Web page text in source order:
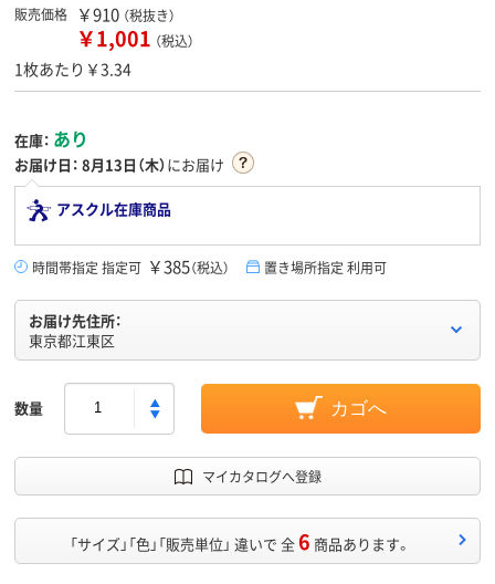
販売価格 ￥910 （税抜き）
￥1,001 （税込）
1枚あたり￥3.34
在庫： あり
お届け日： 8月13日（木）にお届け
アスクル在庫商品
時間帯指定 指定可 ￥385（税込） 置き場所指定 利用可
お届け先住所：
東京都江東区
数量 カゴへ
マイカタログへ登録
「サイズ」「色」「販売単位」 違いで 全6 商品あります。